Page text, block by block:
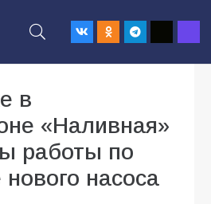
в
«Наливная»
работы по
нового насоса